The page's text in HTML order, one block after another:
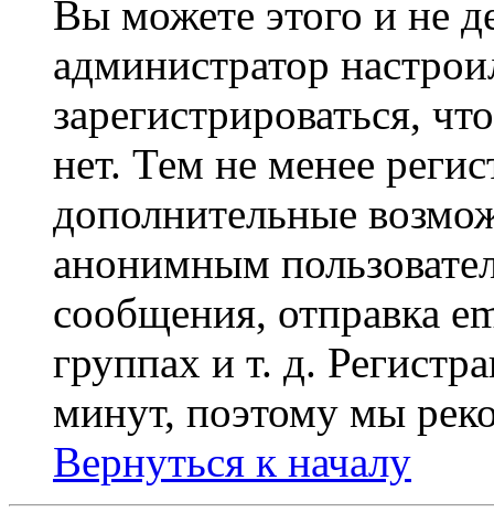
Вы можете этого и не
администратор
зарегистрироваться,
нет. Тем не менее
дополнительные
анонимным
сообщения, отправка
группах и т. д.
минут, поэтому мы
Вернуться к началу